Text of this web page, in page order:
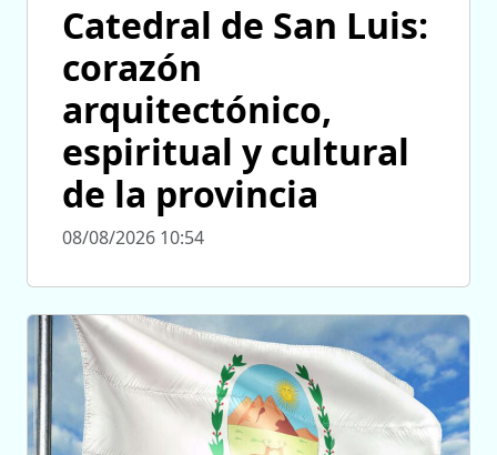
Catedral de San Luis:
corazón
arquitectónico,
espiritual y cultural
de la provincia
08/08/2026 10:54